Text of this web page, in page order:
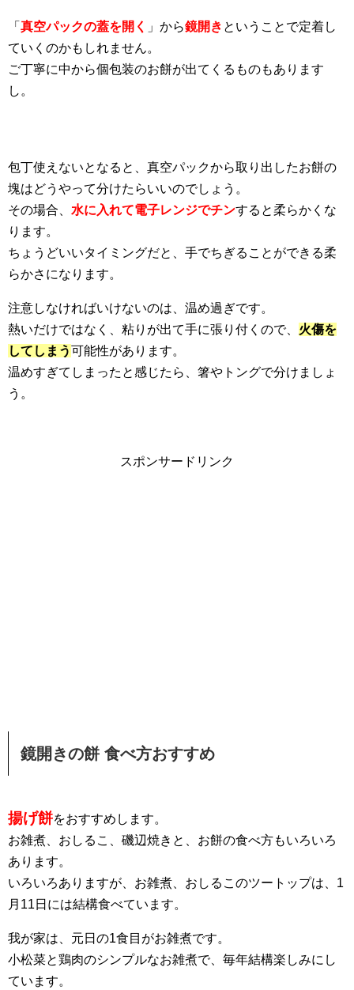
「 真空パックの蓋を開く 」から鏡開き ということで定着し
ていくのかもしれません。
ご丁寧に中から個包装のお餅が出てくるものもあります
し。
包丁使えないとなると、真空パックから取り出したお餅の
塊はどうやって分けたらいいのでしょう。
その場合、 水に入れて電子レンジでチンすると柔らかくな
ります。
ちょうどいいタイミングだと、手でちぎることができる柔
らかさになります。
注意しなければいけないのは、温め過ぎです。
熱いだけではなく、粘りが出て手に張り付くので、 火傷を
してしまう可能性があります。
温めすぎてしまったと感じたら、箸やトングで分けましょ
う。
スポンサードリンク
鏡開きの餅 食べ方おすすめ
揚げ餅をおすすめします。
お雑煮、おしるこ、磯辺焼きと、お餅の食べ方もいろいろ
あります。
いろいろありますが、お雑煮、おしるこのツートップは、1
月11日には結構食べています。
我が家は、元日の1食目がお雑煮です。
小松菜と鶏肉のシンプルなお雑煮で、毎年結構楽しみにし
ています。